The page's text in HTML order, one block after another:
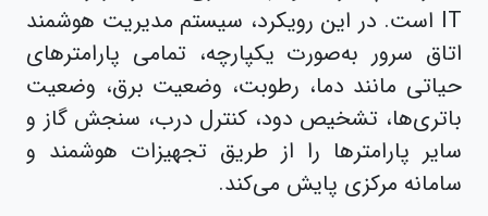
IT است. در این رویکرد، سیستم مدیریت هوشمند
اتاق سرور به‌صورت یکپارچه، تمامی پارامترهای
حیاتی مانند دما، رطوبت، وضعیت برق، وضعیت
باتری‌ها، تشخیص دود، کنترل درب، سنجش گاز و
سایر پارامترها را از طریق تجهیزات هوشمند و
سامانه مرکزی پایش می‌کند.